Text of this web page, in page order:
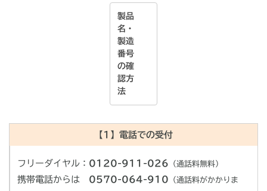
製品
名・
製造
番号
の確
認方
法
【1】電話での受付
フリーダイヤル： 0120-911-026 （通話料無料）
携帯電話からは 0570-064-910 （通話料がかかりま